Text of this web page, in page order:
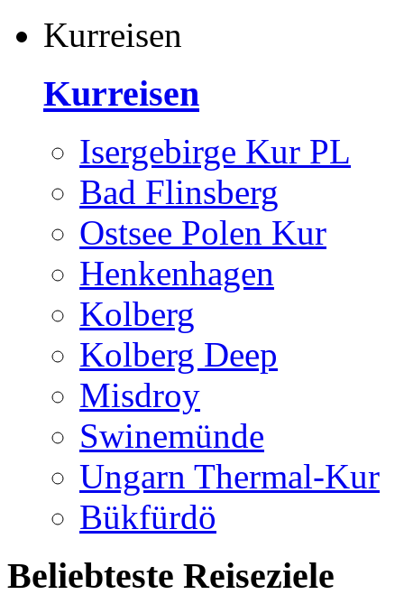
Kurreisen
Kurreisen
Isergebirge Kur PL
Bad Flinsberg
Ostsee Polen Kur
Henkenhagen
Kolberg
Kolberg Deep
Misdroy
Swinemünde
Ungarn Thermal-Kur
Bükfürdö
Beliebteste Reiseziele